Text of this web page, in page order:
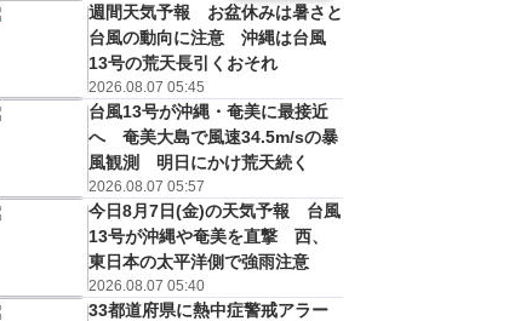
20
(木)
C
25℃
18℃
20%
21
(金)
D
25 ℃
18 ℃
20%
予報の
信頼度
高
A
B
C
D
E
低
週間天気予報 お盆休みは暑さと
台風の動向に注意 沖縄は台風
13号の荒天長引くおそれ
2026.08.07 05:45
台風13号が沖縄・奄美に最接近
へ 奄美大島で風速34.5m/sの暴
風観測 明日にかけ荒天続く
2026.08.07 05:57
今日8月7日(金)の天気予報 台風
13号が沖縄や奄美を直撃 西、
東日本の太平洋側で強雨注意
2026.08.07 05:40
33都道府県に熱中症警戒アラー